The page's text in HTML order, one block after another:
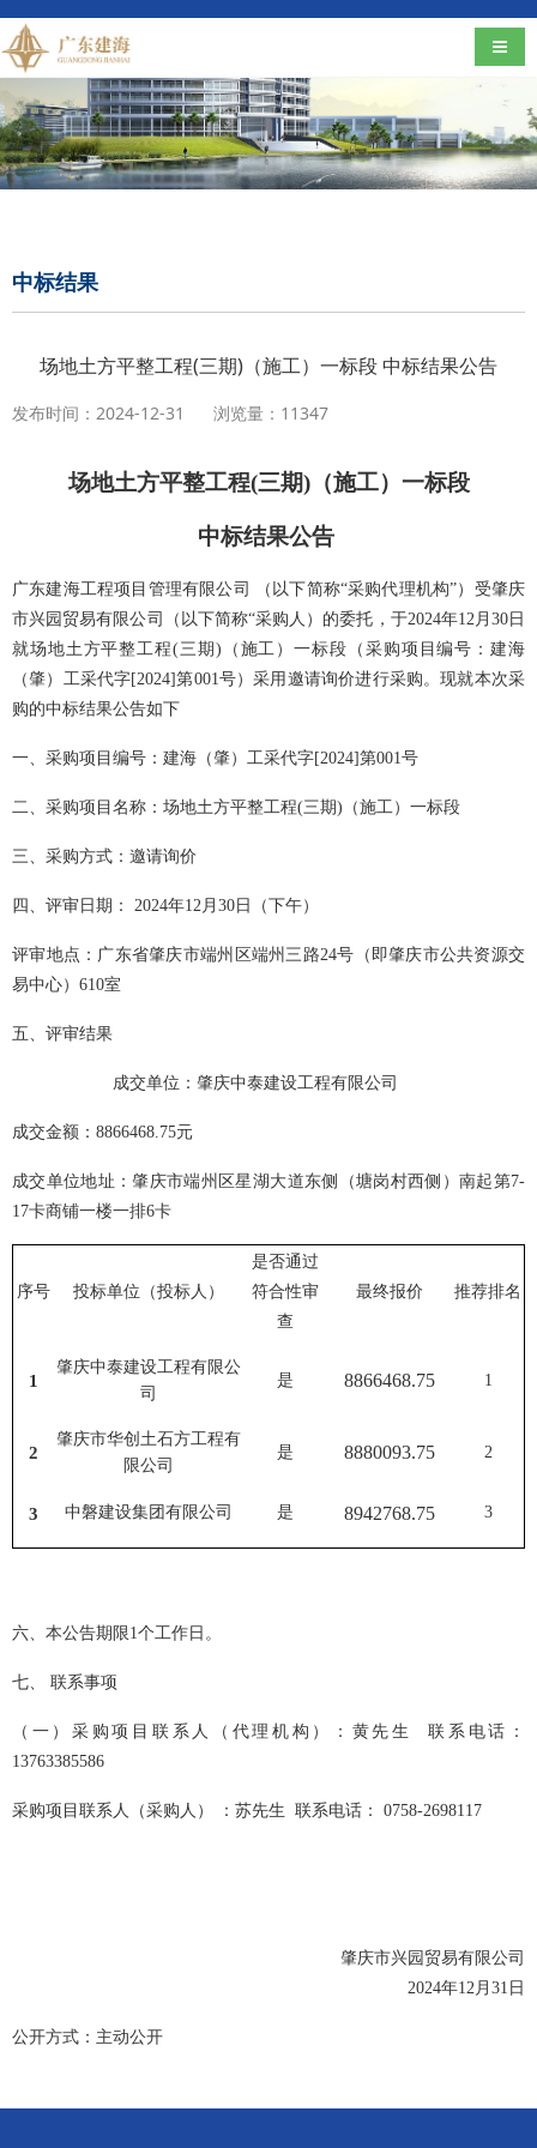
导航
中标结果
场地土方平整工程(三期)（施工）一标段 中标结果公告
发布时间：2024-12-31 浏览量：11347
场地土方平整工程(三期)（施工）一标段
中标结果公告
广东建海工程项目管理有限公司 （以下简称“采购代理机构”）受肇庆
市兴园贸易有限公司
（以下简称“采购人）的委托，于2024年12月30日
就场地土方平整工程(三期)（施工）一标段（采购项目编号：建海
（肇）工采代字[2024]第001号）采用邀请询价进行采购。现就本次采
购的中标结果公告如下
一、 采购项目编号 ： 建海（肇）工采代字[2024]第001号
二、采购项目名称： 场地土方平整工程(三期)（施工）一标段
三、采购方式： 邀请询价
四、 评审日期： 2024年12月30日 （下午）
评审地点： 广东省肇庆市端州区端州三路24号（即肇庆市公共资源交
易中心）610室
五、评审结果
成交单位： 肇庆中泰建设工程有限公司
成交金额： 8866468.75元
成交单位地址：肇庆市端州区星湖大道东侧（塘岗村西侧）南起第7-
17卡商铺一楼一排6卡
序号 投标单位（投标人）
是否通过
符合性审
查
最终报价 推荐排名
1
肇庆中泰建设工程有限公
司
是 8866468.75 1
2
肇庆市华创土石方工程有
限公司
是 8880093.75 2
3 中磐建设集团有限公司 是 8942768.75 3
六、 本公告期限1个工作日。
七、 联系事项
（一）采购项目联系人（代理机构）： 黄先生
联系电话：
13763385586
采购项目联系人 （采购人） ：苏先生 联系电话： 0758-2698117
肇庆市兴园贸易有限公司
2024年12月31日
公开方式：主动公开